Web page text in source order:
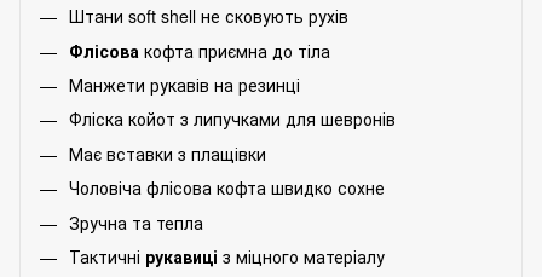
Штани soft shell не сковують рухів
Флісова кофта приємна до тіла
Манжети рукавів на резинці
Фліска койот з липучками для шевронів
Має вставки з плащівки
Чоловіча флісова кофта швидко сохне
Зручна та тепла
Тактичні рукавиці з міцного матеріалу